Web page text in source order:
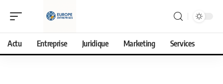
Actu Entreprise Juridique Marketing Services